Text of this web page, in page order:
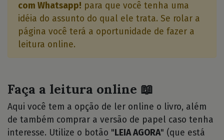
com Whatsapp! para que você tenha uma
idéia do assunto do qual ele trata. Se rolar a
página você terá a oportunidade de fazer a
leitura online.
Faça a leitura online 📖
Aqui você tem a opção de ler online o livro, além
de também comprar a versão de papel caso tenha
interesse. Utilize o botão " LEIA AGORA" (que está